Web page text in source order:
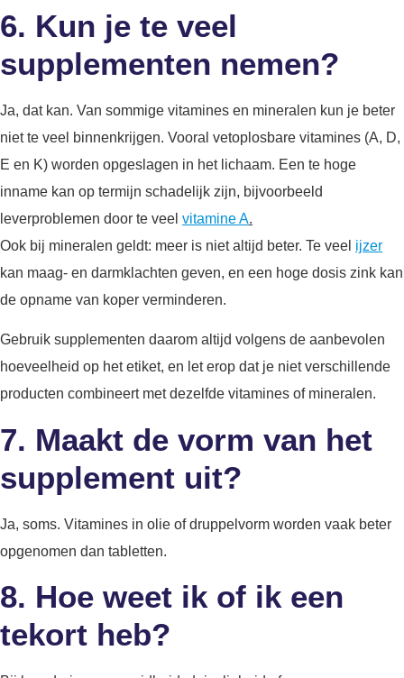
6. Kun je te veel
supplementen nemen?
Ja, dat kan. Van sommige vitamines en mineralen kun je beter
niet te veel binnenkrijgen. Vooral vetoplosbare vitamines (A, D,
E en K) worden opgeslagen in het lichaam. Een te hoge
inname kan op termijn schadelijk zijn, bijvoorbeeld
leverproblemen door te veel vitamine A.
Ook bij mineralen geldt: meer is niet altijd beter. Te veel ijzer
kan maag- en darmklachten geven, en een hoge dosis zink kan
de opname van koper verminderen.
Gebruik supplementen daarom altijd volgens de aanbevolen
hoeveelheid op het etiket, en let erop dat je niet verschillende
producten combineert met dezelfde vitamines of mineralen.
7. Maakt de vorm van het
supplement uit?
Ja, soms. Vitamines in olie of druppelvorm worden vaak beter
opgenomen dan tabletten.
8. Hoe weet ik of ik een
tekort heb?